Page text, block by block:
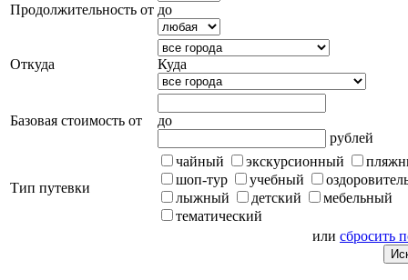
Продолжительность от до
Откуда Куда
Базовая стоимость от
до
рублей
Тип путевки
чайный экскурсионный
шоп-тур
учебный
лыжный
детский
мебельный
тематический
или сбросить